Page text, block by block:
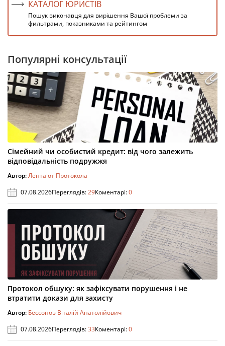
КАТАЛОГ ЮРИСТІВ
Пошук виконавця для вирішення Вашої проблеми за
фильтрами, показниками та рейтингом
Популярні консультації
Сімейний чи особистий кредит: від чого залежить
відповідальність подружжя
Автор:Лента от Протокола
07.08.2026Переглядів:29Коментарі:0
Протокол обшуку: як зафіксувати порушення і не
втратити докази для захисту
Автор: Бессонов Віталій Анатолійович
07.08.2026Переглядів:33Коментарі:0